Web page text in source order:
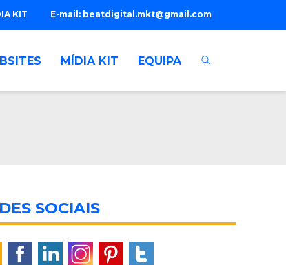
E-mail: beatdigital.mkt@gmail.com
KIT
MÍDIA KIT EQUIPA
SOCIAIS